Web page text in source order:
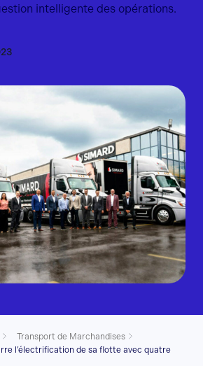
intelligente des opérations.
Transport de Marchandises
l’électrification de sa flotte avec quatre